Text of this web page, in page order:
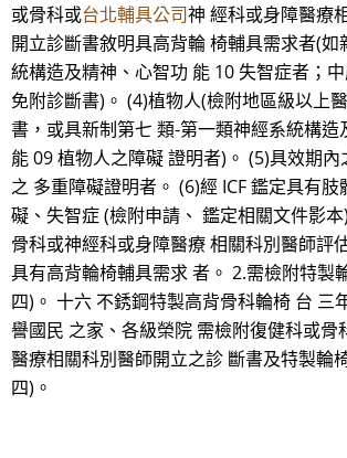
或骨科或台北輔具公司神 經科或身障醫療
開立診斷書敘明具高背輪 椅輔具需求者(如
統構造及精神、心智功 能 10 失智症者；
免附診斷書)。 (4)植物人(檢附地區級以上
書，或具新制第七 類-第一類神經系統構造
能 09 植物人之障礙 證明者)。 (5)具效期
之 多重障礙證明者。 (6)經 ICF 鑑定具有
礙、失智症 (檢附申請、 鑑定相關文件影
骨科或神經科或身障醫療 相關科別醫師評
具有高背輪椅輔具需求 者。 2.需檢附特製
四)。 十六 不銹鋼特製高背骨科輪椅 台 三
譽國民 之家、各級榮院 需檢附復健科或骨
醫療相關科別醫師開立之診 斷書及特製輪
四)。